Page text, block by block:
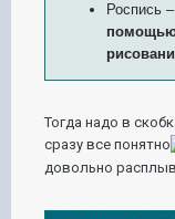
Роспись
помощью
Тогда надо в
сразу все понятно
довольно